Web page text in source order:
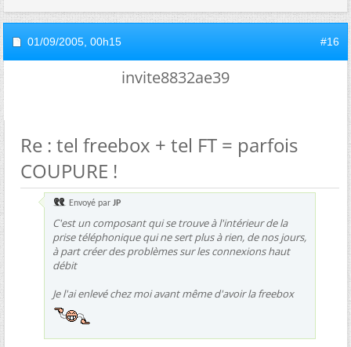
01/09/2005, 00h15 #16
invite8832ae39
Re : tel freebox + tel FT = parfois
COUPURE !
Envoyé par JP
C'est un composant qui se trouve à l'intérieur de la
prise téléphonique qui ne sert plus à rien, de nos jours,
à part créer des problèmes sur les connexions haut
débit
Je l'ai enlevé chez moi avant même d'avoir la freebox